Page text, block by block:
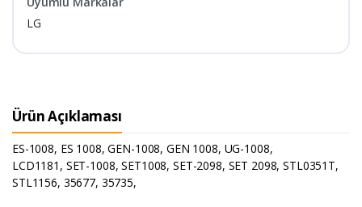
LG
Ürün Açıklaması
ES-1008, ES 1008, GEN-1008, GEN 1008, UG-1008,
LCD1181, SET-1008, SET1008, SET-2098, SET 2098, STL0351T,
STL1156, 35677, 35735,